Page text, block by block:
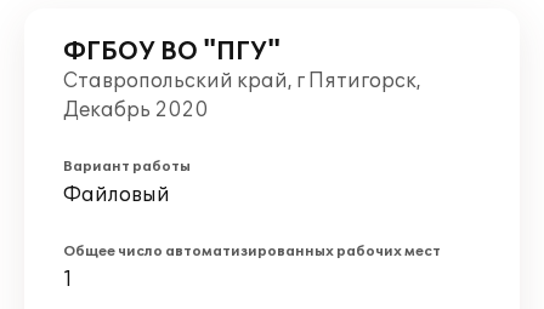
ФГБОУ ВО "ПГУ"
Ставропольский край, г Пятигорск,
Декабрь 2020
Вариант работы
Файловый
Общее число автоматизированных рабочих мест
1